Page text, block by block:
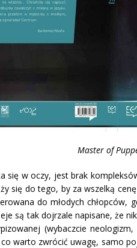
Master of
się w oczy, jest brak
się do tego, by za wszelką
do młodych
są tak dojrzale napisane, że
(wybaczcie
warto zwrócić uwagę, samo